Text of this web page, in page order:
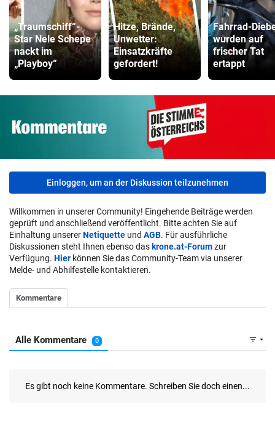
„Traumschiff“-
Star Nele Schepe
nackt im
„Playboy“
Hitze, Brände,
Unwetter:
Einsatzkräfte
gefordert!
Fahrrad-
wurden auf
frischer Tat
ertappt
Einloggen, um an der Diskussion teilzunehmen
Willkommen in unserer Community! Eingehende Beiträge werden
geprüft und anschließend veröffentlicht. Bitte achten Sie auf
Einhaltung unsererNetiquette und AGB. Für ausführliche
Diskussionen steht Ihnen ebenso das krone.at-Forumzur
Verfügung. Hier können Sie das Community-Team via unserer
Melde- und Abhilfestelle kontaktieren.